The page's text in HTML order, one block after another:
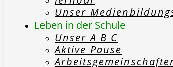
Unser
Leben in der Schule
Unser A B C
Aktive Pause